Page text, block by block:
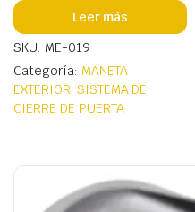
Leer más
SKU: ME-019
Categoría: MANETA
EXTERIOR, SISTEMA DE
CIERRE DE PUERTA